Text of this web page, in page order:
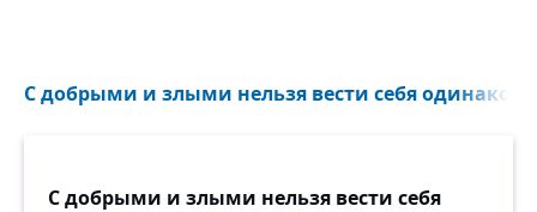
С добрыми и злыми нельзя вести себя
С добрыми и злыми нельзя вести себя